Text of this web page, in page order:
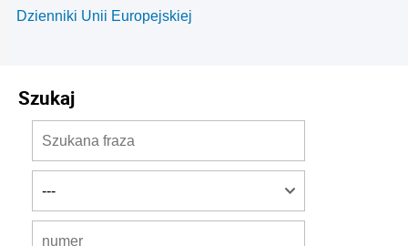
Dzienniki Unii Europejskiej
Szukaj